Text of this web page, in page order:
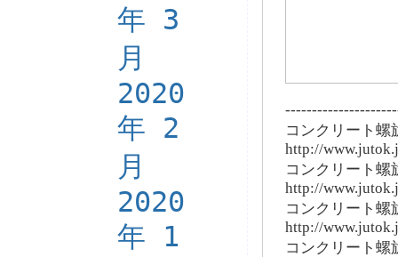
年 3
月
2020
年 2
月
2020
年 1
コンクリート螺
http://
コンクリート螺
http://
コンクリート螺
http://
コンクリート螺